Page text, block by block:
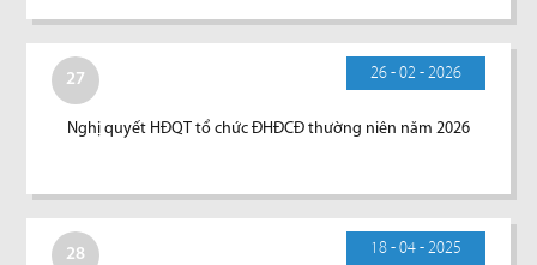
27 26 - 02 - 2026
Nghị quyết HĐQT tổ chức ĐHĐCĐ thường niên năm 2026
28 18 - 04 - 2025